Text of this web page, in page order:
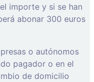
importe y si se han
abonar 300 euros
o autónomos
pagador o en el
de domicilio